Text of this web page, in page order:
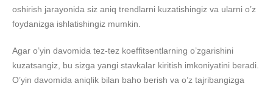
oshirish jarayonida siz aniq trendlarni kuzatishingiz va ularni o’z
foydanizga ishlatishingiz mumkin.
Agar o’yin davomida tez-tez koeffitsentlarning o’zgarishini
kuzatsangiz, bu sizga yangi stavkalar kiritish imkoniyatini beradi.
O’yin davomida aniqlik bilan baho berish va o’z tajribangizga